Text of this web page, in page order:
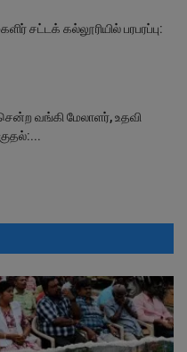
சட்டக் கல்லூரியில் பரபரப்பு:
வங்கி மேலாளர், உதவி